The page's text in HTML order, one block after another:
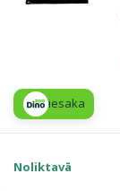
iesaka
Noliktavā